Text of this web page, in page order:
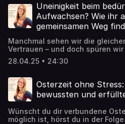
zum Einschlafen, zum
ganz bei dir zu sein. Für Eltern,
und echter Verbindung sehnen.
Uneinigkeit beim
Aufwachsen? Wie ihr
gemeinsamen Weg
Manchmal sehen wir die
Vertrauen – und doch spüren
unterschiedliche Wege, wie wir
Gerade wenn es um das
verunsichernd sein. Doch hinter
Meinungsverschiedenheit
Einladung, einander neu zu
28.04.25 • 24:30
Osterzeit ohne
bewussten und
Wünscht du dir verbundene
möglich ist, hörst du in der Folge.